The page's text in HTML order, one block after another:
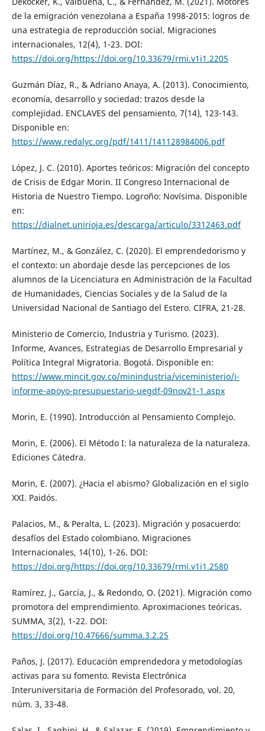
de la emigración venezolana a España 1998-2015: logros de
una estrategia de reproducción social. Migraciones
internacionales, 12(4), 1-23. DOI:
https://doi.org/https://doi.org/10.33679/rmi.v1i1.2205
Guzmán Díaz, R., & Adriano Anaya, A. (2013). Conocimiento,
economía, desarrollo y sociedad: trazos desde la
complejidad. ENCLAVES del pensamiento, 7(14), 123-143.
Disponible en:
https://www.redalyc.org/pdf/1411/141128984006.pdf
López, J. C. (2010). Aportes teóricos: Migración del concepto
de Crisis de Edgar Morin. II Congreso Internacional de
Historia de Nuestro Tiempo. Logroño: Novísima. Disponible
en:
https://dialnet.unirioja.es/descarga/articulo/3312463.pdf
Martínez, M., & González, C. (2020). El emprendedorismo y
el contexto: un abordaje desde las percepciones de los
alumnos de la Licenciatura en Administración de la Facultad
de Humanidades, Ciencias Sociales y de la Salud de la
Universidad Nacional de Santiago del Estero. CIFRA, 21-28.
Ministerio de Comercio, Industria y Turismo. (2023).
Informe, Avances, Estrategias de Desarrollo Empresarial y
Política Integral Migratoria. Bogotá. Disponible en:
https://www.mincit.gov.co/minindustria/viceministerio/i-
informe-apoyo-presupuestario-uegdf-09nov21-1.aspx
Morin, E. (1990). Introducción al Pensamiento Complejo.
Morin, E. (2006). El Método I: la naturaleza de la naturaleza.
Ediciones Cátedra.
Morin, E. (2007). ¿Hacia el abismo? Globalización en el siglo
XXI. Paidós.
Palacios, M., & Peralta, L. (2023). Migración y posacuerdo:
desafíos del Estado colombiano. Migraciones
Internacionales, 14(10), 1-26. DOI:
https://doi.org/https://doi.org/10.33679/rmi.v1i1.2580
Ramírez, J., García, J., & Redondo, O. (2021). Migración como
promotora del emprendimiento. Aproximaciones teóricas.
SUMMA, 3(2), 1-22. DOI:
https://doi.org/10.47666/summa.3.2.25
Paños, J. (2017). Educación emprendedora y metodologías
activas para su fomento. Revista Electrónica
Interuniversitaria de Formación del Profesorado, vol. 20,
núm. 3, 33-48.